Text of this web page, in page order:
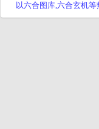
以六合图库,六合玄机